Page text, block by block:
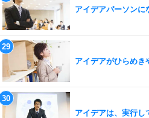
アイデアパーソンに
アイデアがひらめき
アイデアは、実行し